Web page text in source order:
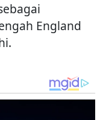
England